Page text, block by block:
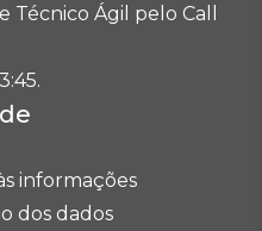
Ágil pelo Call
informações
dos dados